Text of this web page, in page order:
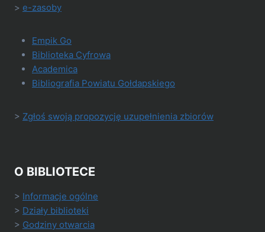
> e-zasoby
Empik Go
Biblioteka Cyfrowa
Academica
Bibliografia Powiatu Gołdapskiego
> Zgłoś swoją propozycję uzupełnienia zbiorów
O BIBLIOTECE
> Informacje ogólne
> Działy biblioteki
> Godziny otwarcia